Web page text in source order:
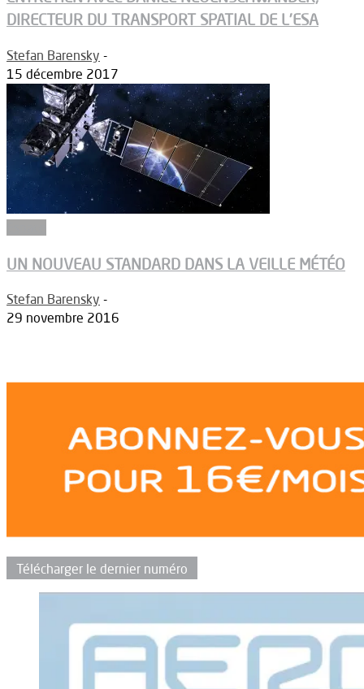
DIRECTEUR DU TRANSPORT SPATIAL DE L’ESA
Stefan Barensky -
15 décembre 2017
UN NOUVEAU STANDARD DANS LA VEILLE MÉTÉO
Stefan Barensky -
29 novembre 2016
Télécharger le dernier numéro